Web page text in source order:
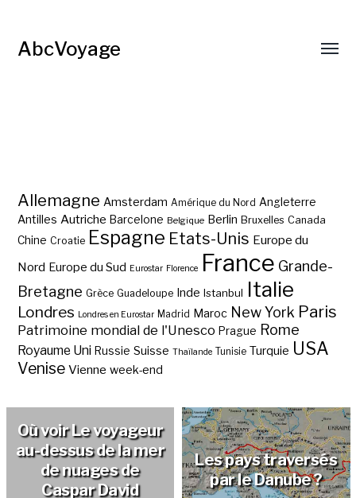
AbcVoyage
Allemagne Amsterdam Amérique du Nord Angleterre
Antilles Autriche Barcelone Belgique Berlin Bruxelles Canada
Chine Croatie Espagne Etats-Unis Europe du
Nord Europe du Sud Eurostar Florence France Grande-
Bretagne Grèce Guadeloupe Inde Istanbul Italie
Londres Londres en Eurostar Madrid Maroc New York Paris
Patrimoine mondial de l'Unesco Prague Rome
Royaume Uni Russie Suisse Thaïlande Tunisie Turquie USA
Venise Vienne week-end
Où voir Le voyageur
au-dessus de la mer
de nuages de
Caspar David
Les pays traversés
par le Danube ?